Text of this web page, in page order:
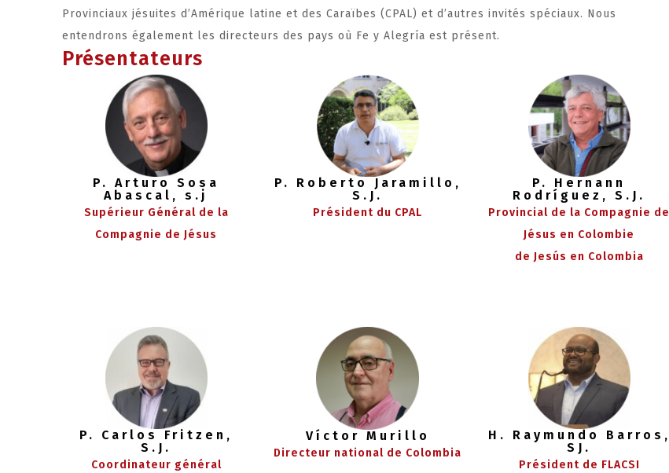
Provinciaux jésuites d’Amérique latine et des Caraïbes (CPAL) et d’autres invités spéciaux. Nous
entendrons également les directeurs des pays où Fe y Alegría est présent.
Présentateurs
P. Arturo Sosa
Abascal, s.j
Supérieur Général de la
Compagnie de Jésus
P. Roberto Jaramillo,
S.J.
Président du CPAL
P. Hernann
Rodríguez, S.J.
Provincial de la Compagnie de
Jésus en Colombie
de Jesús en Colombia
P. Carlos Fritzen,
S.J.
Coordinateur général
Víctor Murillo
Directeur national de Colombia
H. Raymundo Barros,
SJ.
Président de FLACSI